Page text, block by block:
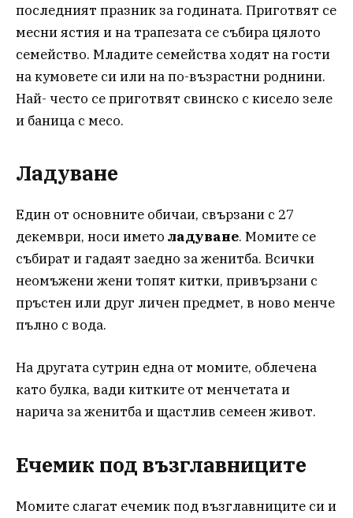
последният празник за годината. Приготвят се
месни ястия и на трапезата се събира цялото
семейство. Младите семейства ходят на гости
на кумовете си или на по-възрастни роднини.
Най- често се приготвят свинско с кисело зеле
и баница с месо.
Ладуване
Един от основните обичаи, свързани с 27
декември, носи името ладуване. Момите се
събират и гадаят заедно за женитба. Всички
неомъжени жени топят китки, привързани с
пръстен или друг личен предмет, в ново менче
пълно с вода.
На другата сутрин една от момите, облечена
като булка, вади китките от менчетата и
нарича за женитба и щастлив семеен живот.
Ечемик под възглавниците
Момите слагат ечемик под възглавниците си и